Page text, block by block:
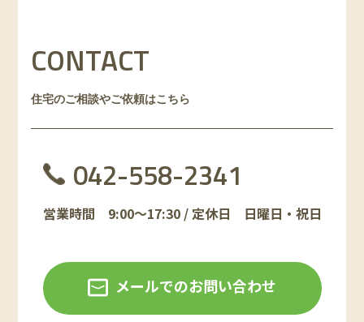
CONTACT
住宅のご相談やご依頼はこちら
042-558-2341
営業時間 9:00～17:30 / 定休日 日曜日・祝日
メールでのお問い合わせ